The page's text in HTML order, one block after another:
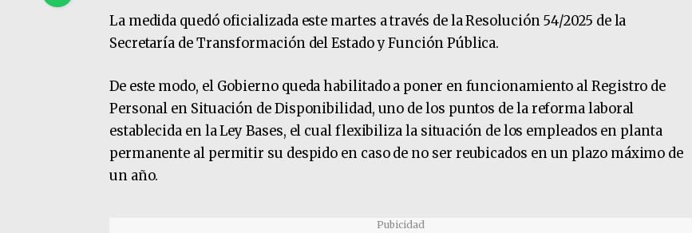
La medida quedó oficializada este martes a través de la Resolución 54/2025 de la
Secretaría de Transformación del Estado y Función Pública.
De este modo, el Gobierno queda habilitado a poner en funcionamiento al Registro de
Personal en Situación de Disponibilidad, uno de los puntos de la reforma laboral
establecida en la Ley Bases, el cual flexibiliza la situación de los empleados en planta
permanente al permitir su despido en caso de no ser reubicados en un plazo máximo de
un año.
Pubicidad